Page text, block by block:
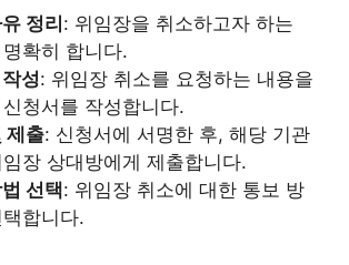
정리: 위임장을 취소하고자 하는
확히 합니다.
성: 위임장 취소를 요청하는 내용을
청서를 작성합니다.
제출: 신청서에 서명한 후, 해당 기관
장 상대방에게 제출합니다.
선택: 위임장 취소에 대한 통보 방
합니다.